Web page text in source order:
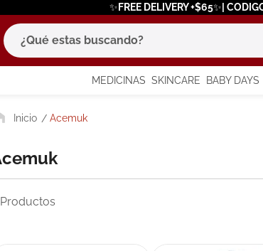
✨FREE DELIVERY +$65✨|
¿Qué estas buscando?
MEDICINAS SKINCARE BABY DAYS
Acemuk
Acemuk
Productos
términos más buscados
1. eucerin
bioderma
6. degraler